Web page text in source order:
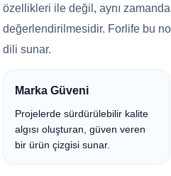
özellikleri ile değil, aynı zamanda
değerlendirilmesidir. Forlife bu
dili sunar.
Marka Güveni
Projelerde sürdürülebilir kalite
algısı oluşturan, güven veren
bir ürün çizgisi sunar.